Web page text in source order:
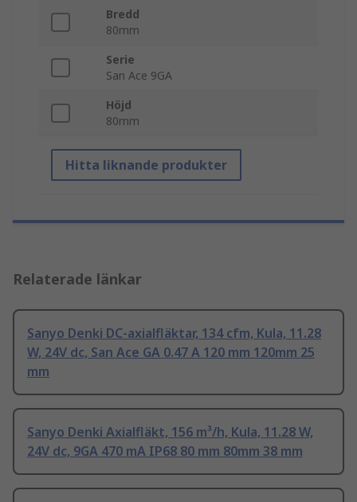
Bredd
80mm
Serie
San Ace 9GA
Höjd
80mm
Hitta liknande produkter
Relaterade länkar
Sanyo Denki DC-axialfläktar, 134 cfm, Kula, 11.28
W, 24V dc, San Ace GA 0.47 A 120 mm 120mm 25
mm
Sanyo Denki Axialfläkt, 156 m³/h, Kula, 11.28 W,
24V dc, 9GA 470 mA IP68 80 mm 80mm 38 mm